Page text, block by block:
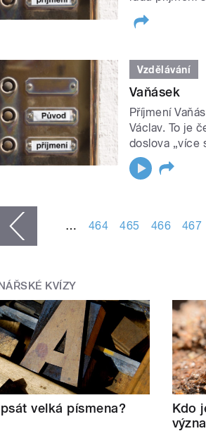
Vzdělávání
Vaňásek
Příjmení
Václav. To je
doslova „více
… 464 465 466 467
KVÍZY
velká písmena?
Kdo